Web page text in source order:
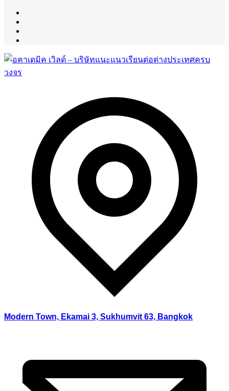
Modern Town, Ekamai 3, Sukhumvit 63, Bangkok